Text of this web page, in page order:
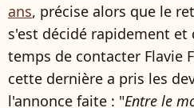
ans, précise alors que le
s'est décidé rapidement et
temps de contacter Flavie
cette dernière a pris les
l'annonce faite : "Entre le